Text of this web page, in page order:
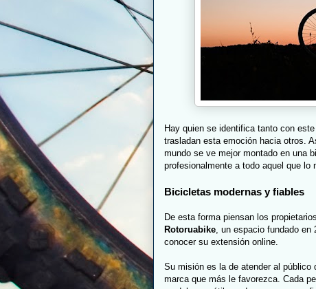
Hay quien se identifica tanto con
trasladan esta emoción hacia otros.
mundo se ve mejor montado en una
profesionalmente a todo aquel que lo
Bicicletas modernas y fiables
De esta forma piensan los
Rotoruabike, un espacio fundado en
conocer su extensión online.
Su misión es la de atender al público
marca que más le favorezca. Cada